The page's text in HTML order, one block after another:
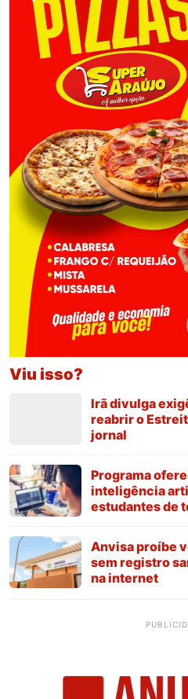
Viu isso?
Irã divulga
reabrir o
jornal
Programa
inteligência
estudantes de
Anvisa proíbe
sem registro
na internet